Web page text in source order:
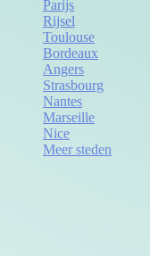
Parijs
Rijsel
Toulouse
Bordeaux
Angers
Strasbourg
Nantes
Marseille
Nice
Meer steden